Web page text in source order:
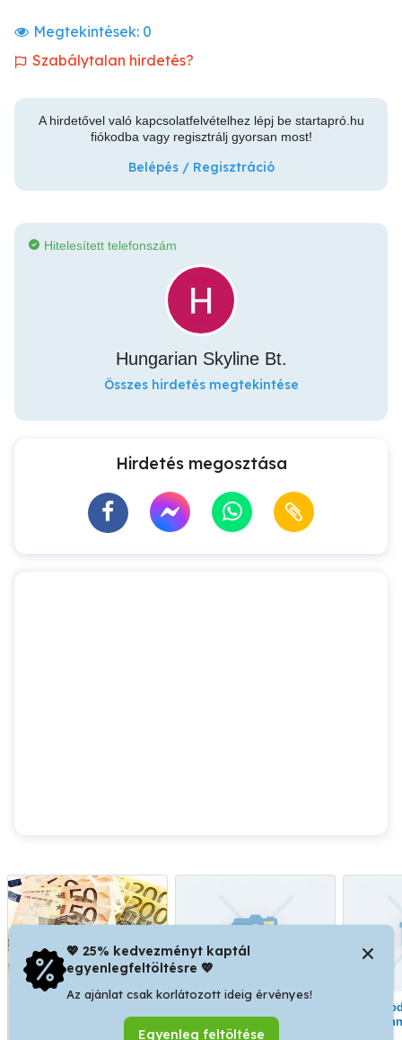
Megtekintések: 0
Szabálytalan hirdetés?
A hirdetővel való kapcsolatfelvételhez lépj be startapró.hu
fiókodba vagy regisztrálj gyorsan most!
Belépés / Regisztráció
Hitelesített telefonszám
Hungarian Skyline Bt.
Összes hirdetés megtekintése
Hirdetés megosztása
befektetéseket kínálunk:
pénzügyi megoldást
varrodai bérmunkákat
vállaló vállalkozások
💖 25% kedvezményt kaptál
egyenlegfeltöltésre 💖
Az ajánlat csak korlátozott ideig érvényes!
Egyenleg feltöltése